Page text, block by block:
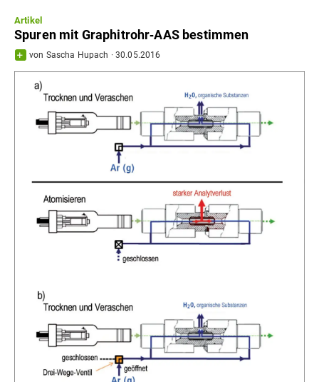
Artikel
Spuren mit Graphitrohr‐AAS bestimmen
von Sascha Hupach ·30.05.2016